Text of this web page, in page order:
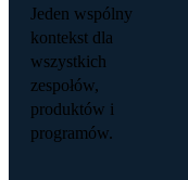
Jeden wspólny
kontekst dla
wszystkich
zespołów,
produktów i
programów.